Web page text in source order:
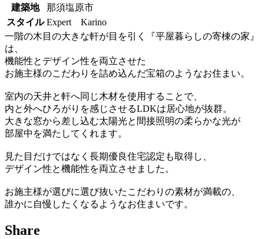
建築地
那須塩原市
スタイル Expert Karino
一階の木目の大きな軒が目を引く『平屋暮らしの寄棟の家』
は、
機能性とデザイン性を両立させた
お施主様のこだわりを詰め込んだ宝箱のようなお住まい。
室内の天井と軒へ同じ木材を使用することで、
内と外へひろがりを感じさせるLDKは居心地が抜群。
大きな窓から差し込む太陽光と間接照明の柔らかな光が
部屋中を満たしてくれます。
見た目だけではなく長期優良住宅認定も取得し、
デザイン性と機能性を両立させました。
お施主様が選びに選び抜いたこだわりの素材が満載の、
誰かに自慢したくなるようなお住まいです。
Share